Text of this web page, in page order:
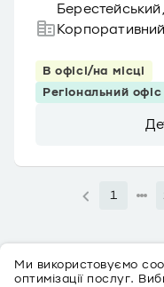
Ми використовуємо
оптимізації послуг.
В офісі/на місці
Регіональний
1